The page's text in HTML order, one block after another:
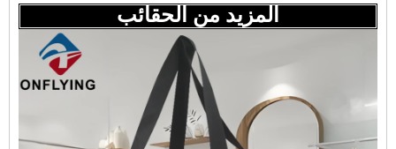
المزيد من الحقائب